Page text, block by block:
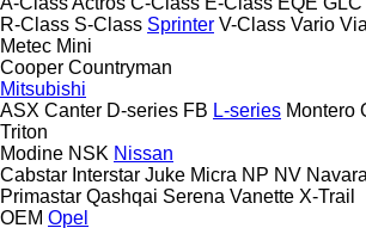
R-Class S-Class Sprinter V-Class Vario
Metec Mini
Cooper Countryman
Mitsubishi
ASX Canter D-series FB L-series Montero
Triton
Modine NSK Nissan
Cabstar Interstar Juke Micra NP NV Navara
Primastar Qashqai Serena Vanette X-Trail
OEM Opel